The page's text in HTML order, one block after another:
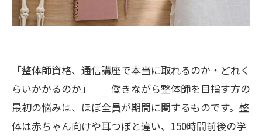
「整体師資格、通信講座で本当に取れるのか・どれく
らいかかるのか」——働きながら整体師を目指す方の
最初の悩みは、ほぼ全員が期間に関するものです。整
体は赤ちゃん向けや耳つぼと違い、150時間前後の学